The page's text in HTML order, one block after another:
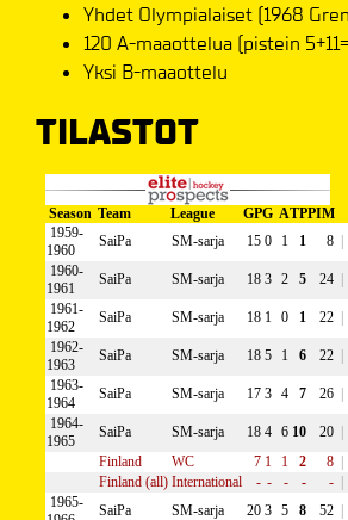
Yhdet Olympialaiset (1968
120 A-maaottelua (pistein
Yksi B-maaottelu
TILASTOT